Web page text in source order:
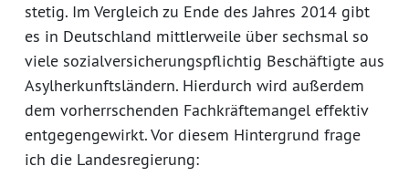
stetig. Im Vergleich zu Ende des Jahres 2014 gibt
es in Deutschland mittlerweile über sechsmal so
viele sozialversicherungspflichtig Beschäftigte aus
Asylherkunftsländern. Hierdurch wird außerdem
dem vorherrschenden Fachkräftemangel effektiv
entgegengewirkt. Vor diesem Hintergrund frage
ich die Landesregierung: